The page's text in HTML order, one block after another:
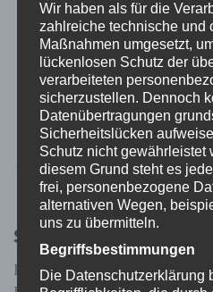
Hündin Pedita benötigt
← Zellar
Schreibe einen
Deine E-Mail-Adresse wird
Wir haben als für die
zahlreiche technische und
Maßnahmen umgesetzt,
lückenlosen Schutz der
verarbeiteten
sicherzustellen. Dennoch
Datenübertragungen
Sicherheitslücken
Schutz nicht gewährleistet
diesem Grund steht es
frei, personenbezogene
alternativen Wegen,
uns zu übermitteln.
Begriffsbestimmungen
Die Datenschutzerklärung